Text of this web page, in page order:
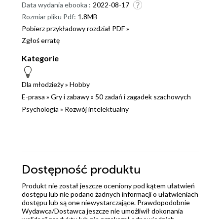
Data wydania ebooka : 2022-08-17
Rozmiar pliku Pdf: 1.8MB
Pobierz przykładowy rozdział PDF »
Zgłoś erratę
Kategorie
Dla młodzieży» Hobby
E-prasa » Gry i zabawy» 50 zadań i zagadek szachowych
Psychologia » Rozwój intelektualny
Dostępność produktu
Produkt nie został jeszcze oceniony pod kątem ułatwień
dostępu lub nie podano żadnych informacji o ułatwieniach
dostępu lub są one niewystarczające. Prawdopodobnie
Wydawca/Dostawca jeszcze nie umożliwił dokonania